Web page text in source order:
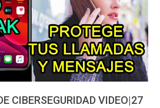
CIBERSEGURIDAD VIDEO|27